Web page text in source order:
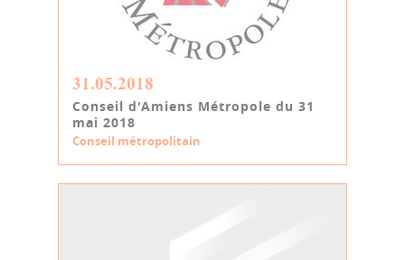
31.05.2018
Conseil d'Amiens Métropole du 31
mai 2018
Conseil métropolitain